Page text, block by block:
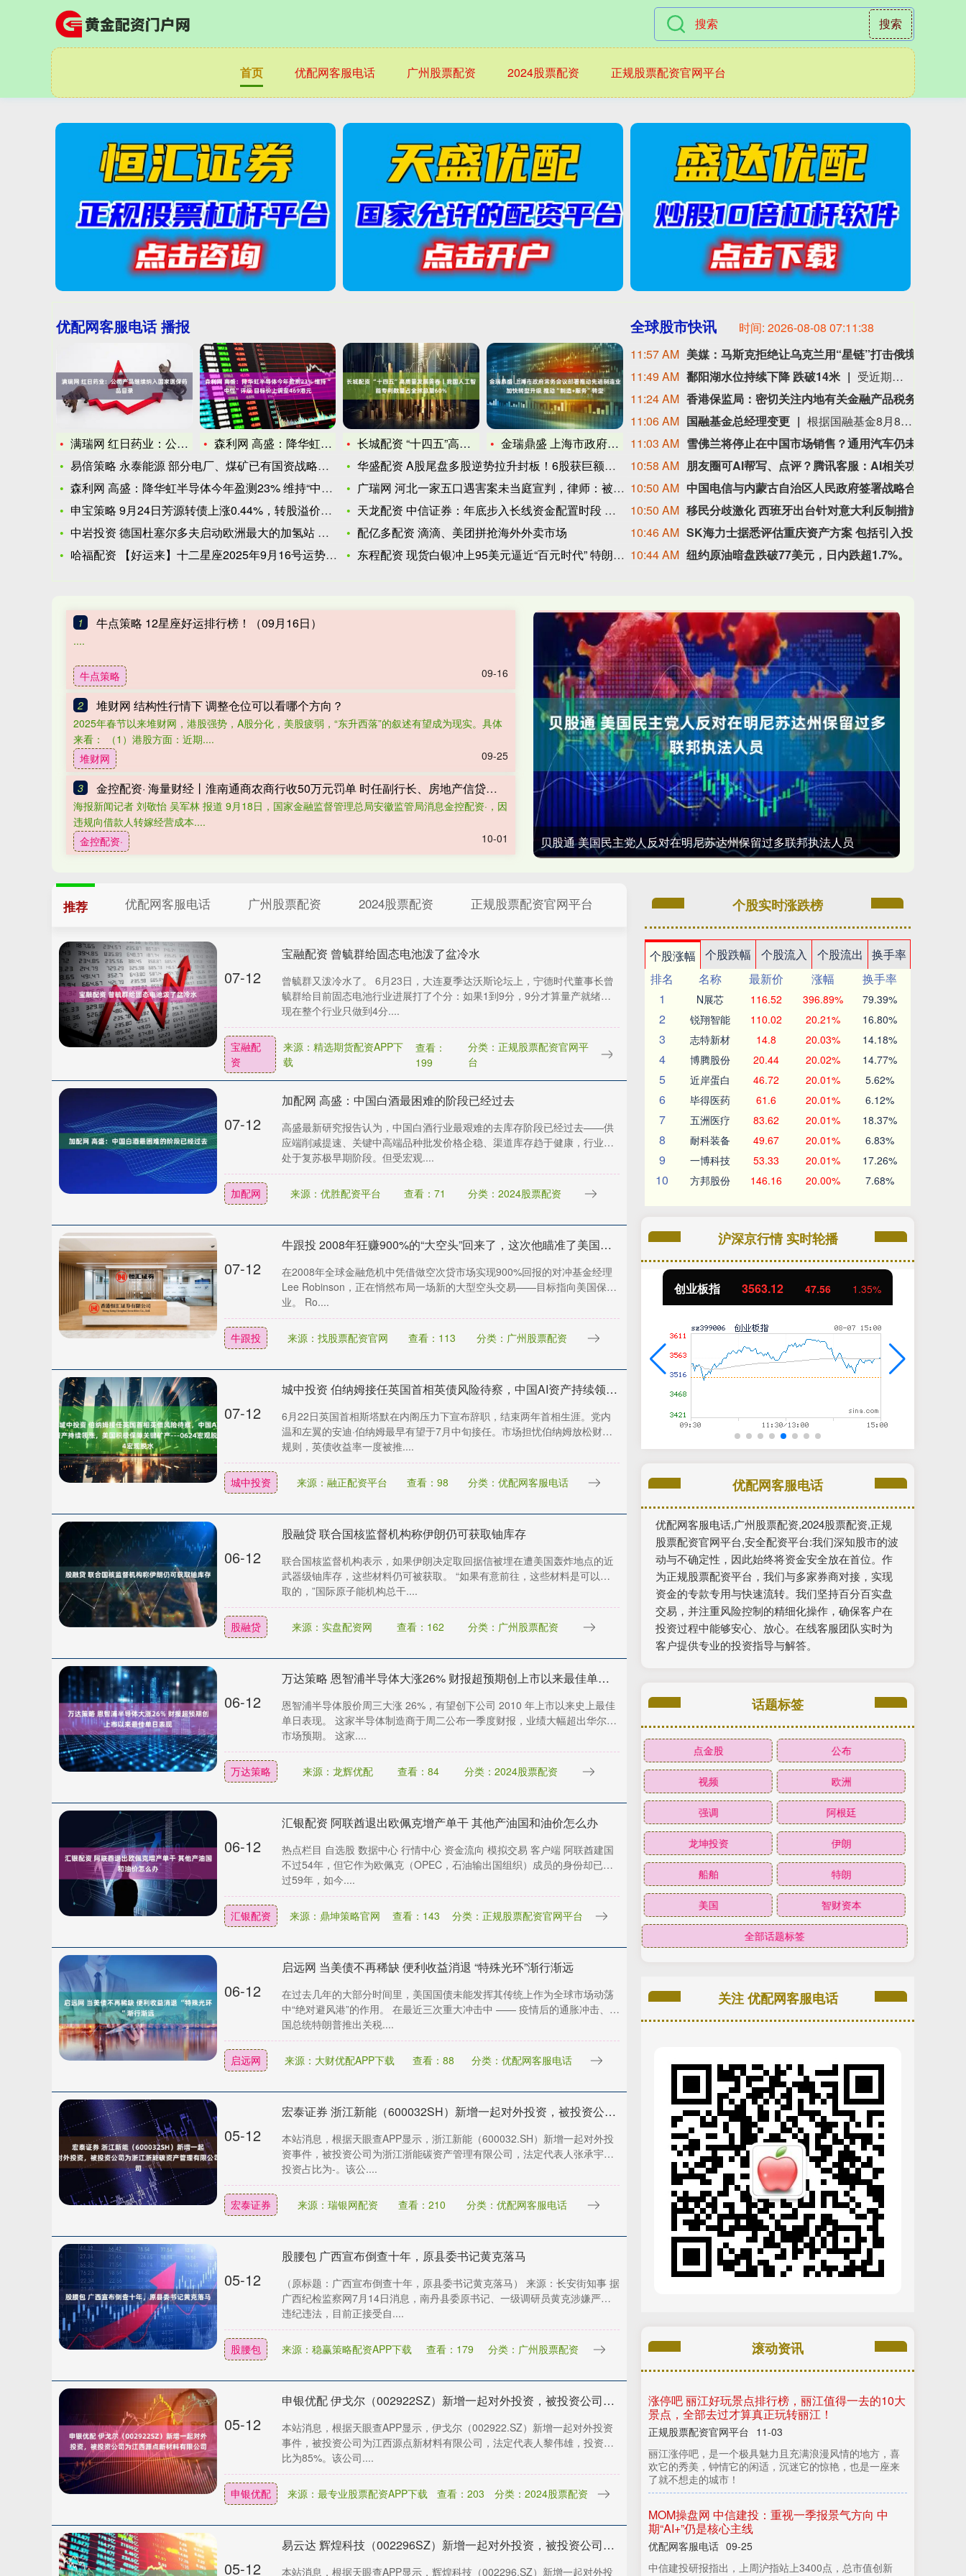
搜索
首页 优配网客服电话 广州股票配资 2024股票配资 正规股票配资官网平台
优配网客服电话 播报
满瑞网 红日药业：公司产品继续纳入国家医保药品目录
森利网 高盛：降华虹半导体今年盈测23% 维持“中性”评级
易倍策略 永泰能源 部分电厂、煤矿已有国资战略合作, 将适时
森利网 高盛：降华虹半导体今年盈测23% 维持“中性”评级
申宝策略 9月24日芳源转债上涨0.44%，转股溢价率278
中岩投资 德国杜塞尔多夫启动欧洲最大的加氢站 每天可分配多达
哈福配资 【好运来】十二星座2025年9月16号运势：感情人
长城配资 “十四五”高质量发展答卷丨我国人工智能专利数量占全
金瑞鼎盛 上海市政府常务会议部署推动先进制造业加快转型升级
华盛配资 A股尾盘多股逆势拉升封板！6股获巨额资金抢筹！
广瑞网 河北一家五口遇害案未当庭宣判，律师：被告认罪认罚
天龙配资 中信证券：年底步入长线资金配置时段 有助于催化银行
配亿多配资 滴滴、美团拼抢海外外卖市场
东程配资 现货白银冲上95美元逼近“百元时代” 特朗普关税威
全球股市快讯 时间: 2026-08-08 07:11:40
11:57 AM
11:49 AM 鄱阳湖水位持续下降 跌破14米
受近期持续高温天气影响，我国最大淡水湖鄱阳湖水位快速下降。截至8月8日8时，鄱阳湖标志性水文站星子站水位下降至13.97米，较昨日下降0.13米，鄱阳湖湖口站水位下降至13.84米，湖区两岸退水痕迹明显。（央视新闻）
11:24 AM
11:06 AM 国融基金总经理变更
根据国融基金8月8日公告，总经理毛灵俊因个人原因离任，总经理职位暂由张圆辉代任。根据国融基金安排，该公司董事会选举韩光华拟任公司总经理，待韩光华完成相关程序后履职。
11:03 AM
10:58 AM
10:50 AM
10:50 AM
10:46 AM
SK海力士据悉评估重庆资产方案 包括引入投资者
10:44 AM 纽约原油暗盘跌破77美元，日内跌超1.7%。
1 牛点策略 12星座好运排行榜！（09月16日）
....
牛点策略 09-16
2 堆财网 结构性行情下 调整仓位可以看哪个方向？
2025年春节以来堆财网，港股强势，A股分化，美股疲弱，“东升西落”的叙述有望成为现实。具体
来看： （1）港股方面：近期....
堆财网
09-25
3 金控配资· 海量财经丨淮南通商农商行收50万元罚单 时任副行长、房地产信贷部总经理同时被警告
海报新闻记者 刘敬怡 吴军林 报道 9月18日，国家金融监督管理总局安徽监管局消息金控配资·，因
违规向借款人转嫁经营成本....
金控配资·
10-01 贝股通 美国民主党人反对在明尼苏达州保留过多联邦执法人员
推荐 优配网客服电话 广州股票配资 2024股票配资 正规股票配资官网平台
07-12
宝融配资 曾毓群给固态电池泼了盆冷水
曾毓群又泼冷水了。 6月23日，大连夏季达沃斯论坛上，宁德时代董事长曾
毓群给目前固态电池行业进展打了个分：如果1到9分，9分才算量产就绪，
现在整个行业只做到4分....
宝融配
资
来源：精选期货配资APP下
载
查看：
199
分类：正规股票配资官网平
台
07-12
加配网 高盛：中国白酒最困难的阶段已经过去
高盛最新研究报告认为，中国白酒行业最艰难的去库存阶段已经过去——供
应端削减提速、关键中高端品种批发价格企稳、渠道库存趋于健康，行业正
处于复苏极早期阶段。但受宏观....
加配网 来源：优胜配资平台 查看：71 分类：2024股票配资
07-12
牛跟投 2008年狂赚900%的“大空头”回来了，这次他瞄准了美国保险公司，甚至包括伯克希尔......
在2008年全球金融危机中凭借做空次贷市场实现900%回报的对冲基金经理
Lee Robinson，正在悄然布局一场新的大型空头交易——目标指向美国保险
业。 Ro....
牛跟投 来源：找股票配资官网 查看：113 分类：广州股票配资
07-12
城中投资 伯纳姆接任英国首相英债风险待察，中国AI资产持续领涨，美国积极保障关键矿产---0624宏观脱水
6月22日英国首相斯塔默在内阁压力下宣布辞职，结束两年首相生涯。党内
温和左翼的安迪·伯纳姆最早有望于7月中旬接任。市场担忧伯纳姆放松财政
规则，英债收益率一度被推....
城中投资 来源：融正配资平台 查看：98 分类：优配网客服电话
06-12
股融贷 联合国核监督机构称伊朗仍可获取铀库存
联合国核监督机构表示，如果伊朗决定取回据信被埋在遭美国轰炸地点的近
武器级铀库存，这些材料仍可被获取。 “如果有意前往，这些材料是可以获
取的，”国际原子能机构总干....
股融贷 来源：实盘配资网 查看：162 分类：广州股票配资
06-12
万达策略 恩智浦半导体大涨26% 财报超预期创上市以来最佳单日表现
恩智浦半导体股价周三大涨 26%，有望创下公司 2010 年上市以来史上最佳
单日表现。 这家半导体制造商于周二公布一季度财报，业绩大幅超出华尔街
市场预期。 这家....
万达策略 来源：龙辉优配 查看：84 分类：2024股票配资
06-12
汇银配资 阿联酋退出欧佩克增产单干 其他产油国和油价怎么办
热点栏目 自选股 数据中心 行情中心 资金流向 模拟交易 客户端 阿联酋建国
不过54年，但它作为欧佩克（OPEC，石油输出国组织）成员的身份却已超
过59年，如今....
汇银配资 来源：鼎坤策略官网 查看：143 分类：正规股票配资官网平台
06-12
启远网 当美债不再稀缺 便利收益消退 “特殊光环”渐行渐远
在过去几年的大部分时间里，美国国债未能发挥其传统上作为全球市场动荡
中“绝对避风港”的作用。 在最近三次重大冲击中 —— 疫情后的通胀冲击、美
国总统特朗普推出关税....
启远网 来源：大财优配APP下载 查看：88 分类：优配网客服电话
05-12
宏泰证券 浙江新能（600032SH）新增一起对外投资，被投资公司为浙江浙能碳资产管理有限公司
本站消息，根据天眼查APP显示，浙江新能（600032.SH）新增一起对外投
资事件，被投资公司为浙江浙能碳资产管理有限公司，法定代表人张承宇，
投资占比为-。该公....
宏泰证券 来源：瑞银网配资 查看：210 分类：优配网客服电话
05-12
股腰包 广西宣布倒查十年，原县委书记黄克落马
（原标题：广西宣布倒查十年，原县委书记黄克落马） 来源：长安街知事 据
广西纪检监察网7月14日消息，南丹县委原书记、一级调研员黄克涉嫌严重
违纪违法，目前正接受自....
股腰包 来源：稳赢策略配资APP下载 查看：179 分类：广州股票配资
05-12
申银优配 伊戈尔（002922SZ）新增一起对外投资，被投资公司为江西源点新材料有限公司
本站消息，根据天眼查APP显示，伊戈尔（002922.SZ）新增一起对外投资
事件，被投资公司为江西源点新材料有限公司，法定代表人黎伟雄，投资占
比为85%。该公司....
申银优配 来源：最专业股票配资APP下载 查看：203 分类：2024股票配资
05-12
易云达 辉煌科技（002296SZ）新增一起对外投资，被投资公司为石家庄辉煌智控轨道科技有限公司
本站消息，根据天眼查APP显示，辉煌科技（002296.SZ）新增一起对外投
个股实时涨跌榜
个股涨幅 个股跌幅 个股流入 个股流出
换手率
排名
名称 最新价 涨幅
换手率
1
N展芯 116.52 396.89% 79.39%
2 锐翔智能 110.02 20.21% 16.80%
3 志特新材 14.8 20.03% 14.18%
4 博腾股份 20.44 20.02% 14.77%
5 近岸蛋白 46.72 20.01% 5.62%
6 毕得医药 61.6 20.01% 6.12%
7 五洲医疗 83.62 20.01% 18.37%
8 耐科装备 49.67 20.01% 6.83%
9 一博科技 53.33 20.01% 17.26%
10 方邦股份 146.16 20.00% 7.68%
沪深京行情 实时轮播
北证50 11.37 1.01% 创业板指 3563.12 47.56 1.35% 基金指数 7242.10 12.30
优配网客服电话
优配网客服电话,广州股票配资,2024股票配资,正规
股票配资官网平台,安全配资平台:我们深知股市的波
动与不确定性，因此始终将资金安全放在首位。作
为正规股票配资平台，我们与多家券商对接，实现
资金的专款专用与快速流转。我们坚持百分百实盘
交易，并注重风险控制的精细化操作，确保客户在
投资过程中能够安心、放心。在线客服团队实时为
客户提供专业的投资指导与解答。
话题标签
点金股 公布
视频 欧洲
强调 阿根廷
龙坤投资 伊朗
船舶 特朗
美国 智财资本
全部话题标签
关注 优配网客服电话
滚动资讯
牛点策略 12星座好运排行榜！（09月16日）
优配网客服电话 09-16
堆财网 结构性行情下 调整仓位可以看哪个方向？
正规股票配资官网平台
2025年春节以来堆财网，港股强势，A股分化，美股疲
弱，“东升西落”的叙述有望成为现实。具体来看： （1）港
股方面：近期
金
控
配
资
· 海
量
财
经
南
通
商
农
商
行
收
50万
元
罚
时
任
副
行
长
、
房
地
产
信
贷
部
总
经
理
同
时
被
警